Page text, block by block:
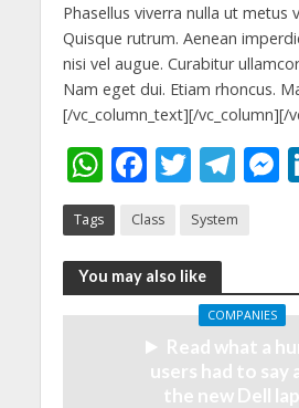
Phasellus viverra nulla ut metus
Quisque rutrum. Aenean
nisi vel augue. Curabitur
Nam eget dui. Etiam rhoncus.
[/vc_column_text][/vc_column][/
W
h
at
s
A
F
e
b
o
o
k
T
itt
er
T
e
a
m g
Tags Class System
You may also like
COMPANIES
Read what a
users had to say
the new Dell